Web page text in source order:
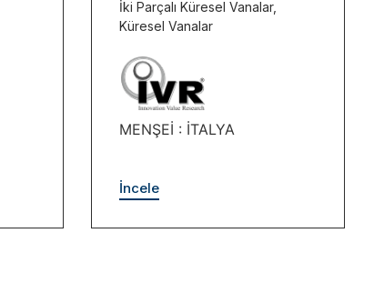
İki Parçalı Küresel Vanalar,
Küresel Vanalar
MENŞEİ : İTALYA
İncele